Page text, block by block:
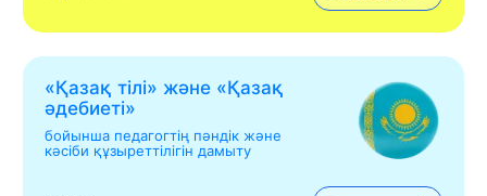
«Қазақ тілі» жəне «Қазақ
əдебиеті»
бойынша педагогтің пәндік және
кәсіби құзыреттілігін дамыту